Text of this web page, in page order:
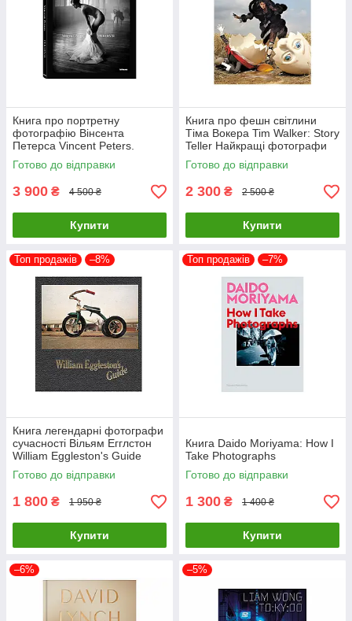
Книга про портретну
фотографію Вінсента
Петерса Vincent Peters.
Personal Фотоальбоми
відомих фотографів
Готово до відправки
3 900 ₴ 4 500 ₴
Купити
Книга про фешн світлини
Тіма Вокера Tim Walker: Story
Teller Найкращі фотографи
світу книги для фотографів
Готово до відправки
2 300 ₴ 2 500 ₴
Купити
Топ продажів –8%
Книга легендарні фотографи
сучасності Вільям Егглстон
William Eggleston's Guide
книги з фотографії
Готово до відправки
1 800 ₴ 1 950 ₴
Купити
Топ продажів –7%
Книга Daido Moriyama: How I
Take Photographs
Готово до відправки
1 300 ₴ 1 400 ₴
Купити
–6% –5%